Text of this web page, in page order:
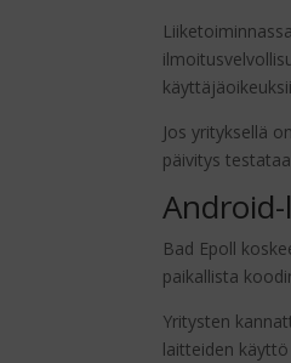
Jos yrityksellä
päivitys
Bad Epoll
paikallista
Yritysten
laitteiden